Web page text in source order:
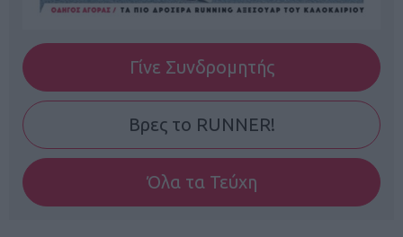
Γίνε Συνδρομητής
Βρες το RUNNER!
Όλα τα Τεύχη